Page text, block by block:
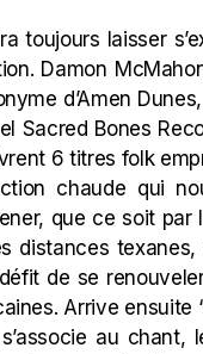
toujours laisser
Damon
d’Amen
Sacred Bones
6 titres folk
chaude qui
que ce soit
distances
de se
Arrive ensuite
au chant,